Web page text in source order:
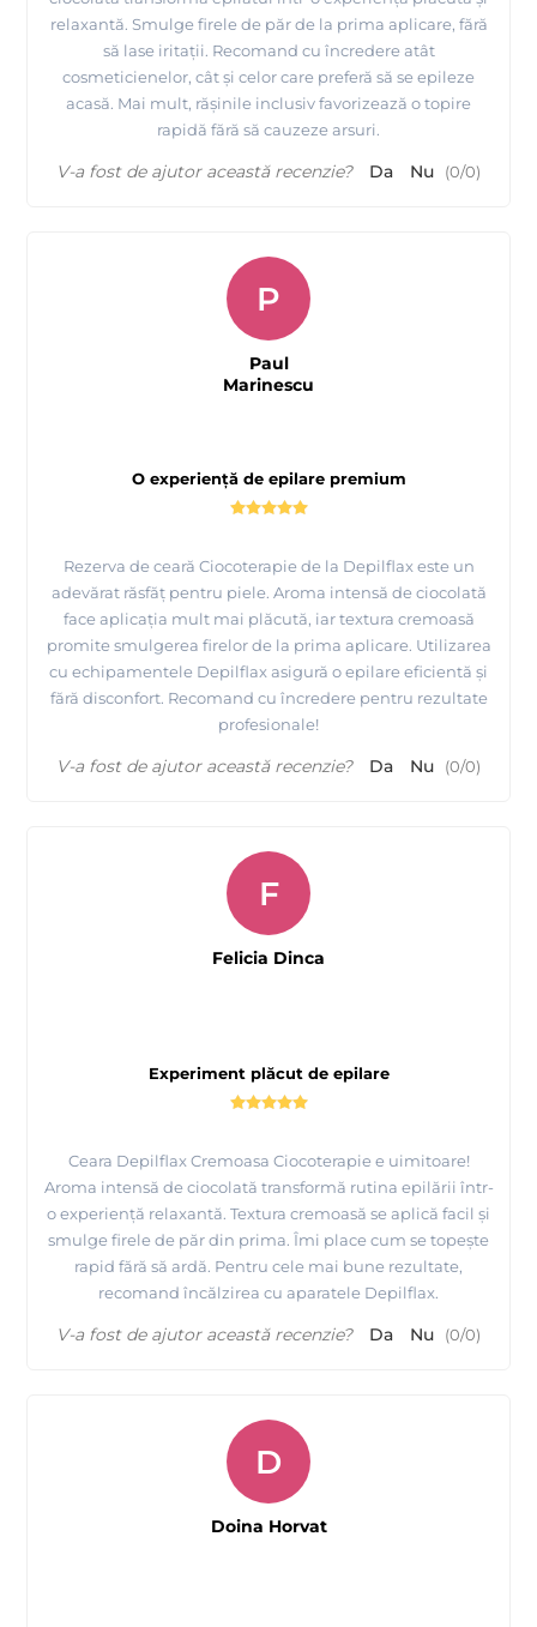
relaxantă. Smulge firele de păr de la prima aplicare, fără
să lase iritații. Recomand cu încredere atât
cosmeticienelor, cât și celor care preferă să se epileze
acasă. Mai mult, rășinile inclusiv favorizează o topire
rapidă fără să cauzeze arsuri.
V-a fost de ajutor această recenzie? Da Nu (0/0)
O experiență de epilare premium
Rezerva de ceară Ciocoterapie de la Depilflax este un
adevărat răsfăț pentru piele. Aroma intensă de ciocolată
face aplicația mult mai plăcută, iar textura cremoasă
promite smulgerea firelor de la prima aplicare. Utilizarea
cu echipamentele Depilflax asigură o epilare eficientă și
fără disconfort. Recomand cu încredere pentru rezultate
profesionale!
P
Paul
Marinescu
V-a fost de ajutor această recenzie? Da Nu (0/0)
Experiment plăcut de epilare
Ceara Depilflax Cremoasa Ciocoterapie e uimitoare!
Aroma intensă de ciocolată transformă rutina epilării într-
o experiență relaxantă. Textura cremoasă se aplică facil și
smulge firele de păr din prima. Îmi place cum se topește
rapid fără să ardă. Pentru cele mai bune rezultate,
recomand încălzirea cu aparatele Depilflax.
F
Felicia Dinca
V-a fost de ajutor această recenzie? Da Nu (0/0)
D
Doina Horvat